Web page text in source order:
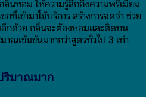
ลิ่นหอม ให้ความรู้สึกถึงความพรีเมี่ยม
เข้ามาใช้บริการ สร้างการจดจำ ช่วย
อีกด้วย กลิ่นจะต้องหอมและติดทน
ณเข้มข้นมากกว่าสูตรทั่วไป 3 เท่า
ริมาณมาก